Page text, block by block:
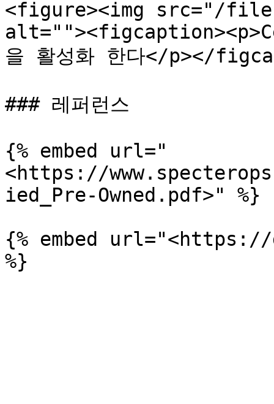
<figure><img src="/files/
을 활성화 한다</p></
### 레퍼런스
{% embed url="
<https://
ied_Pre-Owned.pdf>" %}
{% embed